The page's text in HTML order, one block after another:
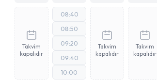
Takvim
kapalıdır
08:40
08:50
09:20
09:40
10:00
Takvim
kapalıdır
Takvim
kapalıdır